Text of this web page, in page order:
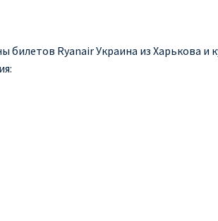
Ryanair Украина из Харькова и